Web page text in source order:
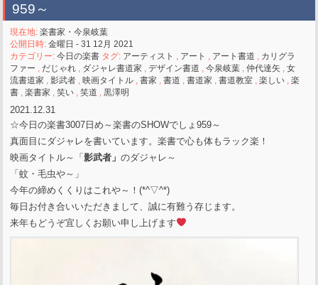
959～
現在地:楽書家・今泉岐葉
公開日時:金曜日 - 31 12月 2021
カテゴリー:今日の楽書 タグ: アーティスト アート アート書道
カリグラ
ファー
だじゃれ ダジャレ書道家 ,デザイン書道 ,今泉岐葉 ,仲代達矢 ,女
流書道家
,影武者 ,映画タイトル ,書家 ,書道 ,書道家 ,書道教室 ,楽しい ,楽
書 ,楽書家 ,笑い ,笑道 ,黒澤明
2021.12.31
☆今日の楽書3007日め～楽書のSHOWでしょ959～
真面目にダジャレを書いています。楽書で心も体もラック楽！
映画タイトル～「影武者」のダジャレ～
「蚊・毛虫や～」
今年の締めくくりはこれや～！(*^▽^*)
毎日お付き合いいただきまして、誠に有難う存じます。
来年もどうぞ宜しくお願い申し上げます